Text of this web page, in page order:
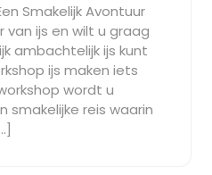
Smakelijk Avontuur
ijs en wilt u graag
ambachtelijk ijs kunt
ijs maken iets
wordt u
reis waarin